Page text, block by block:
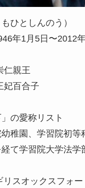
もひとしんのう）
年1月5日〜2012
仁親王
妃百合子
」の愛称リスト
稚園、学習院初等
て学習院大学法学
リスオックスフォ